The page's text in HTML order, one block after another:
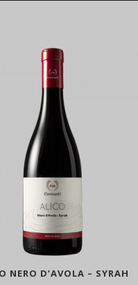
NERO D’AVOLA – SYRAH